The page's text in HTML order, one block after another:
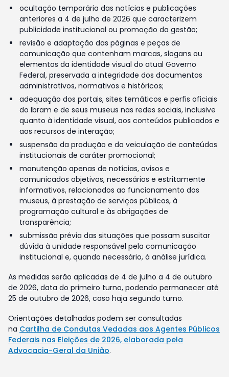
ocultação temporária das notícias e publicações
anteriores a 4 de julho de 2026 que caracterizem
publicidade institucional ou promoção da gestão;
revisão e adaptação das páginas e peças de
comunicação que contenham marcas, slogans ou
elementos da identidade visual do atual Governo
Federal, preservada a integridade dos documentos
administrativos, normativos e históricos;
adequação dos portais, sites temáticos e perfis oficiais
do Ibram e de seus museus nas redes sociais, inclusive
quanto à identidade visual, aos conteúdos publicados e
aos recursos de interação;
suspensão da produção e da veiculação de conteúdos
institucionais de caráter promocional;
manutenção apenas de notícias, avisos e
comunicados objetivos, necessários e estritamente
informativos, relacionados ao funcionamento dos
museus, à prestação de serviços públicos, à
programação cultural e às obrigações de
transparência;
submissão prévia das situações que possam suscitar
dúvida à unidade responsável pela comunicação
institucional e, quando necessário, à análise jurídica.
As medidas serão aplicadas de 4 de julho a 4 de outubro
de 2026, data do primeiro turno, podendo permanecer até
25 de outubro de 2026, caso haja segundo turno.
Orientações detalhadas podem ser consultadas
na Cartilha de Condutas Vedadas aos Agentes Públicos
Federais nas Eleições de 2026, elaborada pela
Advocacia-Geral da União.